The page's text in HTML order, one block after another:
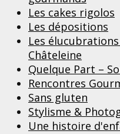
Les cakes rigolos
Les dépositions
Les
Châteleine
Quelque Part –
Rencontres
Sans gluten
Stylisme &
Une histoire